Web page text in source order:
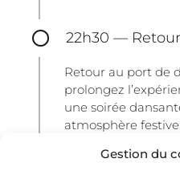
Gestion du
22h30 —
Retour au port de
prolongez
une soirée
atmosphère
Ce programme